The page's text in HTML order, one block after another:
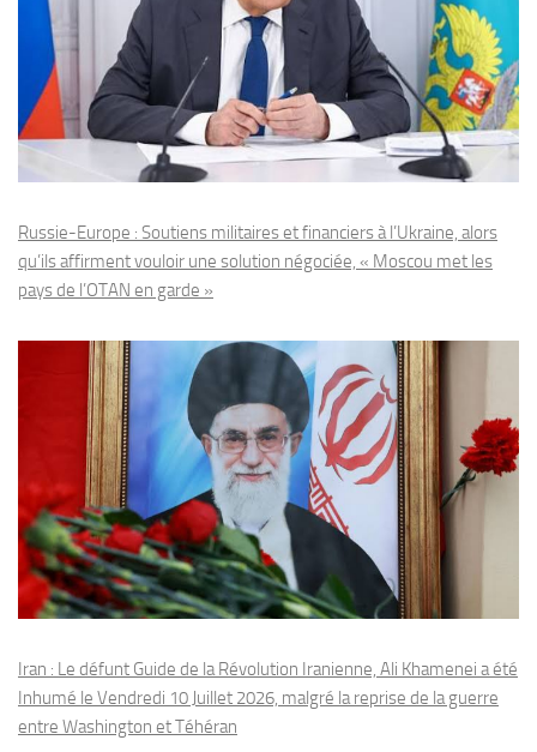
Russie-Europe : Soutiens militaires et financiers à l’Ukraine, alors
qu’ils affirment vouloir une solution négociée, « Moscou met les
pays de l’OTAN en garde »
Iran : Le défunt Guide de la Révolution Iranienne, Ali Khamenei a été
Inhumé le Vendredi 10 Juillet 2026, malgré la reprise de la guerre
entre Washington et Téhéran